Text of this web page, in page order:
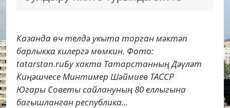
Казанда өч телдә укыта торган мәктәп
барлыкка килергә мөмкин. Фото:
tatarstan.ruБу хакта Татарстанның Дәүләт
Киңәшчесе Минтимер Шәймиев ТАССР
Югары Советы сайлануның 80 еллыгына
багышланган республика...